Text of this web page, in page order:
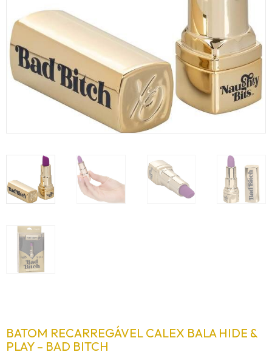
BATOM RECARREGÁVEL CALEX BALA HIDE &
PLAY – BAD BITCH